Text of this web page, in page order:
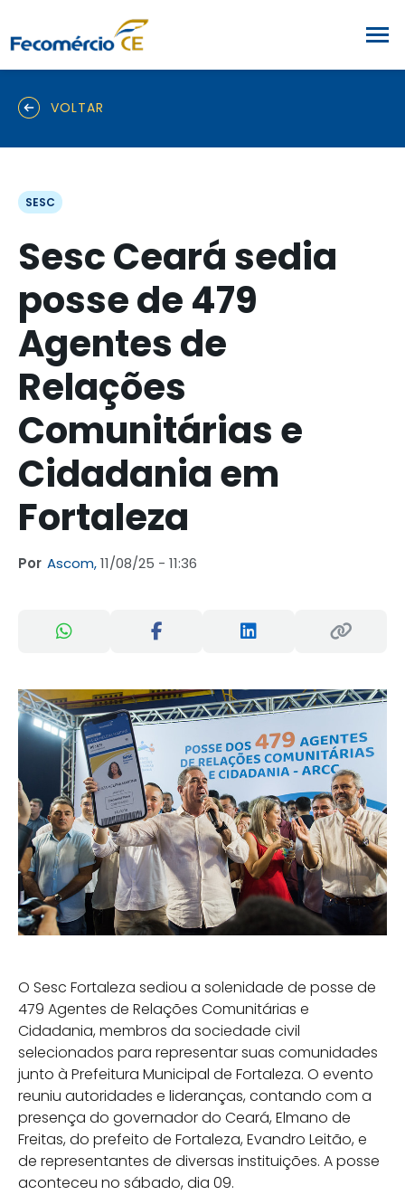
VOLTAR
SESC
Sesc Ceará sedia
posse de 479
Agentes de
Relações
Comunitárias e
Cidadania em
Fortaleza
Por Ascom,11/08/25 - 11:36
O Sesc Fortaleza sediou a solenidade de posse de
479 Agentes de Relações Comunitárias e
Cidadania, membros da sociedade civil
selecionados para representar suas comunidades
junto à Prefeitura Municipal de Fortaleza. O evento
reuniu autoridades e lideranças, contando com a
presença do governador do Ceará, Elmano de
Freitas, do prefeito de Fortaleza, Evandro Leitão, e
de representantes de diversas instituições. A posse
aconteceu no sábado, dia 09.